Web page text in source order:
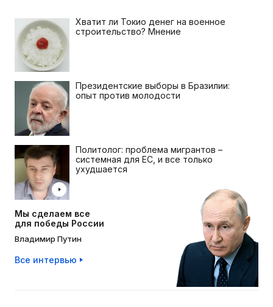
Хватит ли Токио денег на военное
строительство? Мнение
Президентские выборы в Бразилии:
опыт против молодости
Политолог: проблема мигрантов –
системная для ЕС, и все только
ухудшается
Мы сделаем все
для победы России
Владимир Путин
Все интервью